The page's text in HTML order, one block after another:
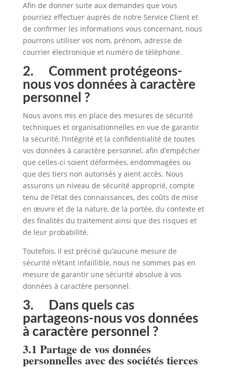
Afin de donner suite aux demandes que vous
pourriez effectuer auprès de notre Service Client et
de confirmer les informations vous concernant, nous
pourrons utiliser vos nom, prénom, adresse de
courrier électronique et numéro de téléphone.
2. Comment protégeons-
nous vos données à caractère
personnel ?
Nous avons mis en place des mesures de sécurité
techniques et organisationnelles en vue de garantir
la sécurité, l’intégrité et la confidentialité de toutes
vos données à caractère personnel, afin d’empêcher
que celles-ci soient déformées, endommagées ou
que des tiers non autorisés y aient accès. Nous
assurons un niveau de sécurité approprié, compte
tenu de l’état des connaissances, des coûts de mise
en œuvre et de la nature, de la portée, du contexte et
des finalités du traitement ainsi que des risques et
de leur probabilité.
Toutefois, il est précisé qu’aucune mesure de
sécurité n’étant infaillible, nous ne sommes pas en
mesure de garantir une sécurité absolue à vos
données à caractère personnel.
3. Dans quels cas
partageons-nous vos données
à caractère personnel ?
3.1 Partage de vos données
personnelles avec des sociétés tierces